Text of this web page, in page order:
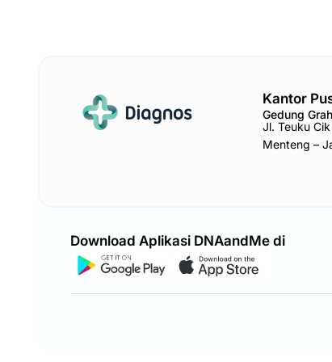
Kantor
Gedung
Jl. Teuku
Menteng –
Download Aplikasi DNAandMe di